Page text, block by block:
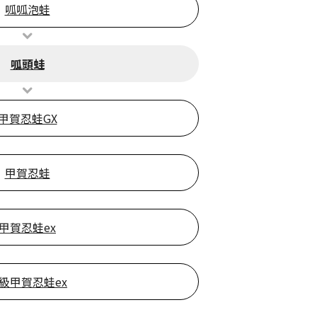
呱呱泡蛙
呱頭蛙
賀忍蛙GX
甲賀忍蛙
賀忍蛙ex
甲賀忍蛙ex